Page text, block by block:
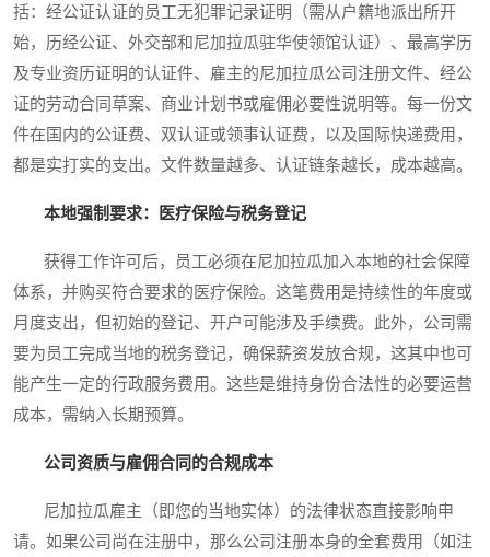
括：经公证认证的员工无犯罪记录证明（需从户籍地派出所开
始，历经公证、外交部和尼加拉瓜驻华使领馆认证）、最高学历
及专业资历证明的认证件、雇主的尼加拉瓜公司注册文件、经公
证的劳动合同草案、商业计划书或雇佣必要性说明等。每一份文
件在国内的公证费、双认证或领事认证费，以及国际快递费用，
都是实打实的支出。文件数量越多、认证链条越长，成本越高。
本地强制要求：医疗保险与税务登记
获得工作许可后，员工必须在尼加拉瓜加入本地的社会保障
体系，并购买符合要求的医疗保险。这笔费用是持续性的年度或
月度支出，但初始的登记、开户可能涉及手续费。此外，公司需
要为员工完成当地的税务登记，确保薪资发放合规，这其中也可
能产生一定的行政服务费用。这些是维持身份合法性的必要运营
成本，需纳入长期预算。
公司资质与雇佣合同的合规成本
尼加拉瓜雇主（即您的当地实体）的法律状态直接影响申
请。如果公司尚在注册中，那么公司注册本身的全套费用（如注